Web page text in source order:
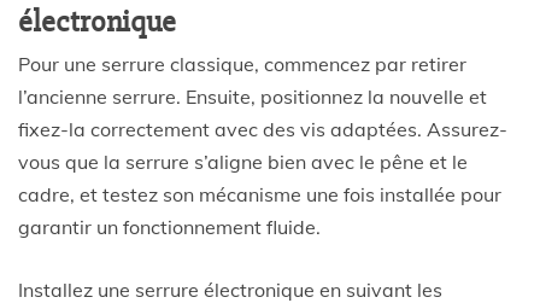
électronique
Pour une serrure classique, commencez par retirer
l’ancienne serrure. Ensuite, positionnez la nouvelle et
fixez-la correctement avec des vis adaptées. Assurez-
vous que la serrure s’aligne bien avec le pêne et le
cadre, et testez son mécanisme une fois installée pour
garantir un fonctionnement fluide.
Installez une serrure électronique en suivant les